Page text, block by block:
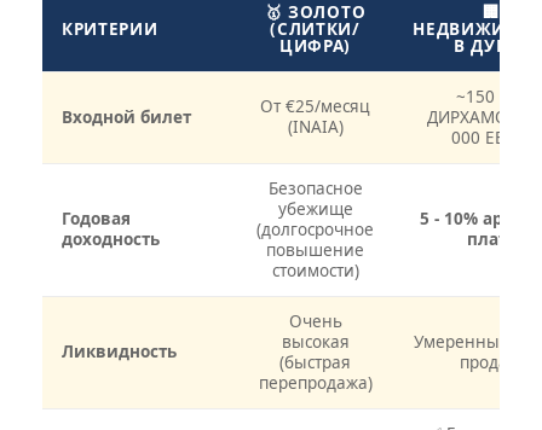
КРИТЕРИИ
🥇 ЗОЛОТО
(СЛИТКИ/
ЦИФРА)
🏢
В ДУБАЕ
Входной билет
От €25/месяц
(INAIA)
~150 000
ДИРХАМОВ
000 ЕВРО)
Годовая
доходность
Безопасное
убежище
(долгосрочное
повышение
стоимости)
5 - 10%
плата
Ликвидность
Очень
высокая
(быстрая
перепродажа)
Умеренный
продаж)